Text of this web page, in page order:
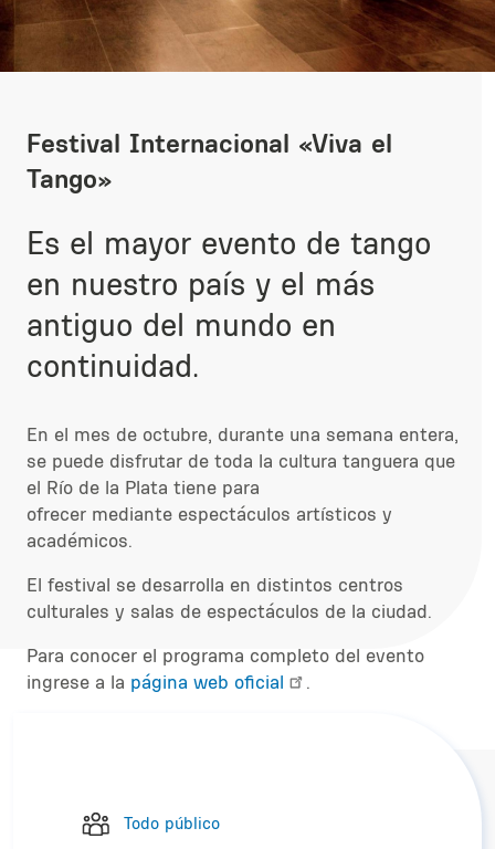
Festival Internacional «Viva el
Tango»
Es el mayor evento de tango
en nuestro país y el más
antiguo del mundo en
continuidad.
En el mes de octubre, durante una semana entera,
se puede disfrutar de toda la cultura tanguera que
el Río de la Plata tiene para
ofrecer mediante espectáculos artísticos y
académicos.
El festival se desarrolla en distintos centros
culturales y salas de espectáculos de la ciudad.
Para conocer el programa completo del evento
ingrese a la página web oficial .
Todo público